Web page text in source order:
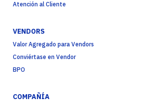
Atención al Cliente
VENDORS
Valor Agregado para Vendors
Conviértase en Vendor
BPO
COMPAÑÍA